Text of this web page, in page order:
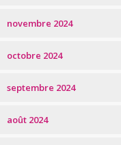
novembre 2024
octobre 2024
septembre 2024
août 2024